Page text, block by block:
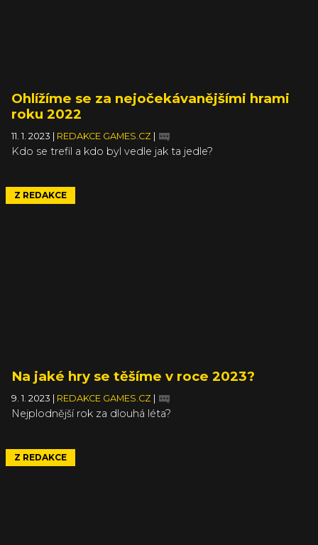
Ohlížíme se za nejočekávanějšími hrami
roku 2022
11. 1. 2023 REDAKCE GAMES.CZ
Kdo se trefil a kdo byl vedle jak ta jedle?
Z REDAKCE
Na jaké hry se těšíme v roce 2023?
9. 1. 2023 REDAKCE GAMES.CZ
Nejplodnější rok za dlouhá léta?
Z REDAKCE